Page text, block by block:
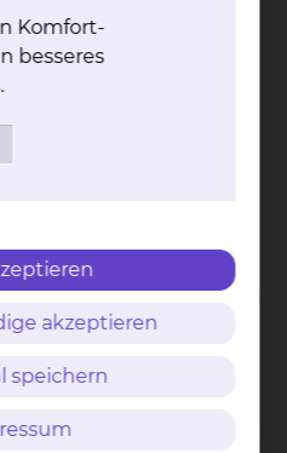
und Uroonkologie
der
Onkologie (AUO)
Komfort-
besseres
akzeptieren
speichern